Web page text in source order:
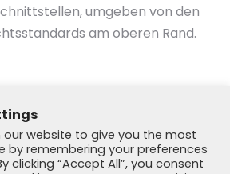
umgeben von den
am oberen Rand.
our website to give you the most
by remembering your preferences
clicking “Accept All”, you consent